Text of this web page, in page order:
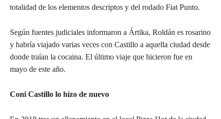
totalidad de los elementos descriptos y del rodado Fiat Punto.
Según fuentes judiciales informaron a Ártika, Roldán es rosarino
y habría viajado varias veces con Castillo a aquella ciudad desde
donde traían la cocaina. El último viaje que hicieron fue en
mayo de este año.
Coni Castillo lo hizo de nuevo